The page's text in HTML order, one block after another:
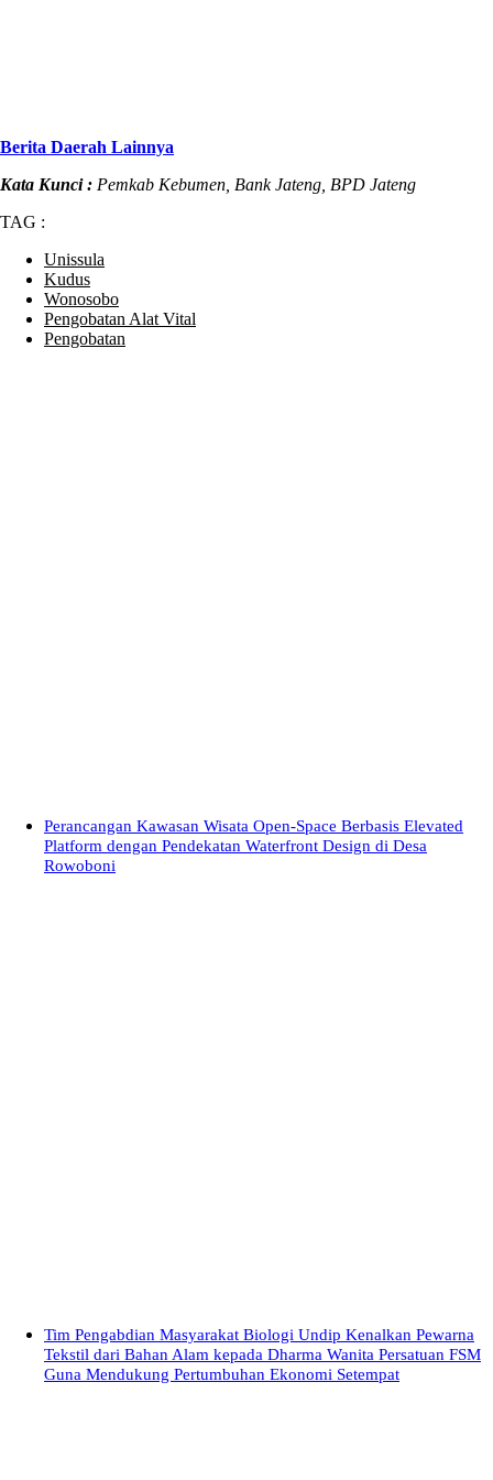
Berita Daerah Lainnya
Kata Kunci : Pemkab Kebumen, Bank Jateng, BPD Jateng
TAG :
Unissula
Kudus
Wonosobo
Pengobatan Alat Vital
Pengobatan
Perancangan Kawasan Wisata Open-Space Berbasis Elevated
Platform dengan Pendekatan Waterfront Design di Desa
Rowoboni
Tim Pengabdian Masyarakat Biologi Undip Kenalkan Pewarna
Tekstil dari Bahan Alam kepada Dharma Wanita Persatuan FSM
Guna Mendukung Pertumbuhan Ekonomi Setempat